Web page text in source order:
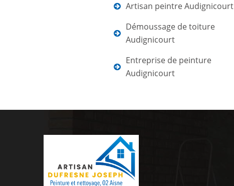
Artisan peintre Audignicourt
Démoussage de toiture
Audignicourt
Entreprise de peinture
Audignicourt